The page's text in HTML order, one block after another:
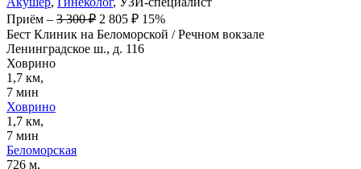
Приём – 3 300 ₽ 2 805 ₽ 15%
Бест Клиник на Беломорской / Речном вокзале
Ленинградское ш., д. 116
Ховрино
1,7 км,
7 мин
Ховрино
1,7 км,
7 мин
Беломорская
726 м,